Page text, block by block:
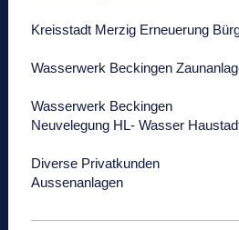
Kreisstadt Merzig Erneuerung
Wasserwerk Beckingen
Wasserwerk Beckingen
Neuvelegung HL- Wasser
Diverse Privatkunden
Aussenanlagen